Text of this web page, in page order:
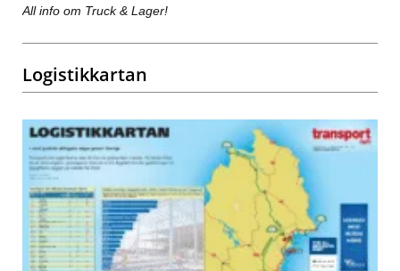
All info om Truck & Lager!
Logistikkartan